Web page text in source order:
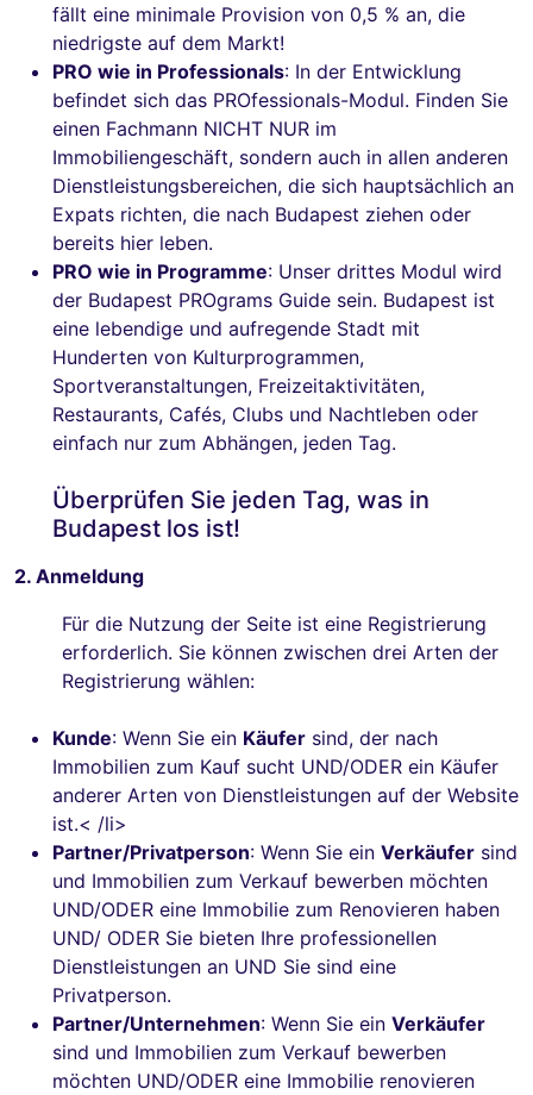
fällt eine minimale Provision von 0,5 % an, die
niedrigste auf dem Markt!
PRO wie in Professionals: In der Entwicklung
befindet sich das PROfessionals-Modul. Finden Sie
einen Fachmann NICHT NUR im
Immobiliengeschäft, sondern auch in allen anderen
Dienstleistungsbereichen, die sich hauptsächlich an
Expats richten, die nach Budapest ziehen oder
bereits hier leben.
PRO wie in Programme: Unser drittes Modul wird
der Budapest PROgrams Guide sein. Budapest ist
eine lebendige und aufregende Stadt mit
Hunderten von Kulturprogrammen,
Sportveranstaltungen, Freizeitaktivitäten,
Restaurants, Cafés, Clubs und Nachtleben oder
einfach nur zum Abhängen, jeden Tag.
Überprüfen Sie jeden Tag, was in
Budapest los ist!
2. Anmeldung
Für die Nutzung der Seite ist eine Registrierung
erforderlich. Sie können zwischen drei Arten der
Registrierung wählen:
Kunde: Wenn Sie ein Käufer sind, der nach
Immobilien zum Kauf sucht UND/ODER ein Käufer
anderer Arten von Dienstleistungen auf der Website
ist.< /li>
Partner/Privatperson: Wenn Sie ein Verkäufer sind
und Immobilien zum Verkauf bewerben möchten
UND/ODER eine Immobilie zum Renovieren haben
UND/ ODER Sie bieten Ihre professionellen
Dienstleistungen an UND Sie sind eine
Privatperson.
Partner/Unternehmen: Wenn Sie ein Verkäufer
sind und Immobilien zum Verkauf bewerben
möchten UND/ODER eine Immobilie renovieren